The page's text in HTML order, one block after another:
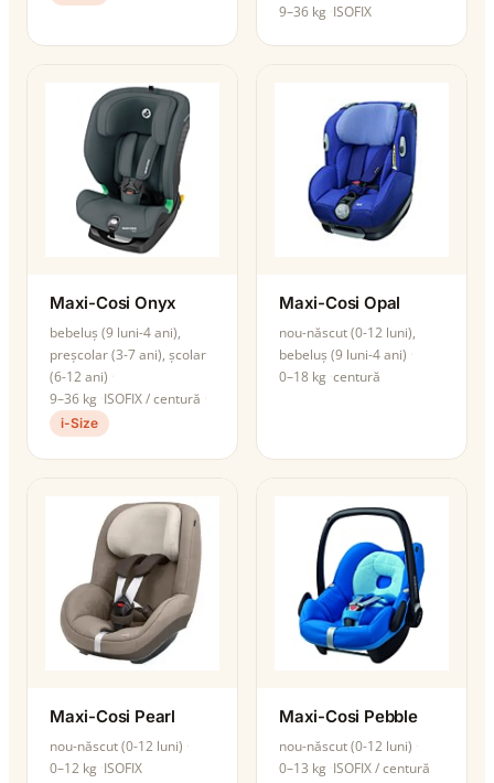
9–36 kg ISOFIX
Maxi-Cosi Onyx
bebeluș (9 luni-4 ani),
preșcolar (3-7 ani), școlar
(6-12 ani)
9–36 kg ISOFIX / centură
i-Size
Maxi-Cosi Opal
nou-născut (0-12 luni),
bebeluș (9 luni-4 ani)
0–18 kg centură
Maxi-Cosi Pearl
nou-născut (0-12 luni)
0–12 kg ISOFIX
Maxi-Cosi Pebble
nou-născut (0-12 luni)
0–13 kg ISOFIX / centură